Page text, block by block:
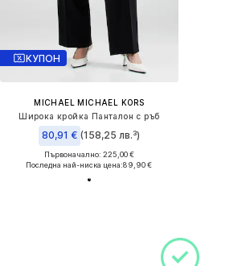
КУПОН
MICHAEL MICHAEL KORS
Широка кройка Панталон с ръб
80,91 € (158,25 лв.³)
Първоначално: 225,00 €
Последна най-ниска цена:89,90 €